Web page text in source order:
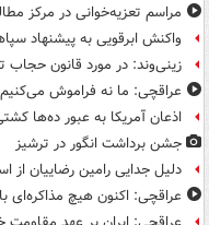
مراسم تعزیه‌خوانی در مرکز
واکنش ابرقویی به پیشنهاد
زینی‌وند: در مورد قانون حجاب
عراقچی: ما نه فراموش
اذعان آمریکا به عبور ده‌ها
جشن برداشت انگور در ترشیز
دلیل جدایی رامین رضاییان از
عراقچی: اکنون هیچ مذاکره‌ای با